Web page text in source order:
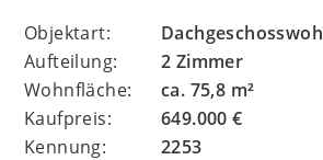
Objektart:
Aufteilung:
2 Zimmer
Wohnfläche:
ca. 75,8 m²
Kaufpreis:
649.000 €
Kennung:
2253